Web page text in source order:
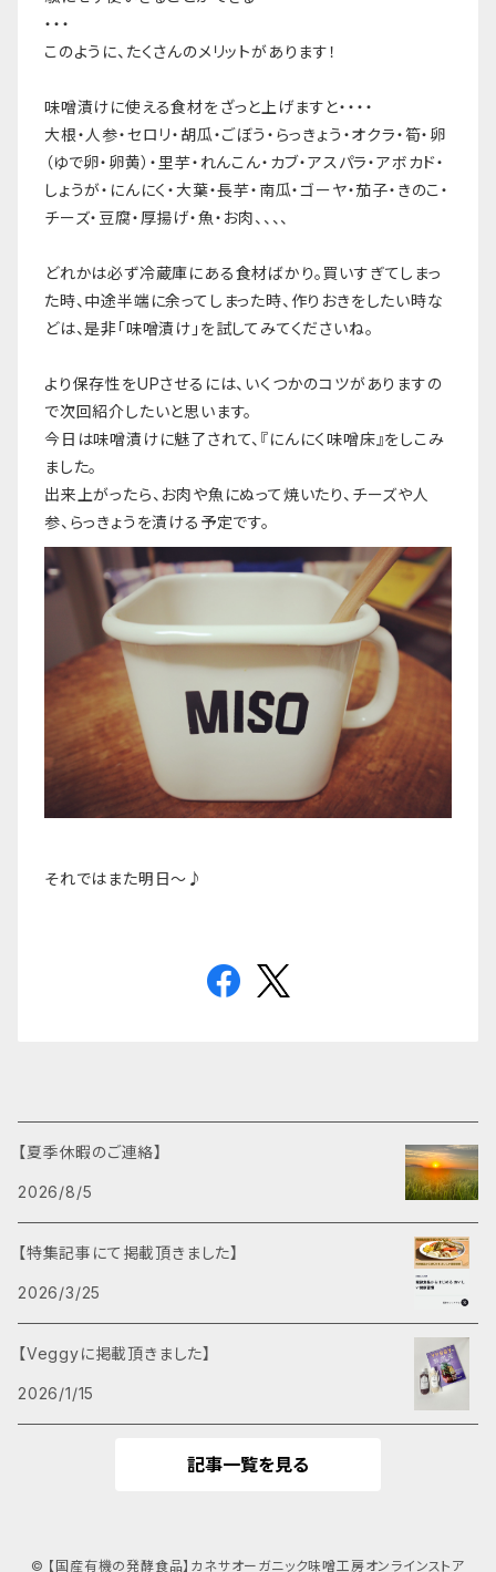
・・・
このように、たくさんのメリットがあります！
味噌漬けに使える食材をざっと上げますと・・・・
大根・人参・セロリ・胡瓜・ごぼう・らっきょう・オクラ・筍・卵
（ゆで卵・卵黄）・里芋・れんこん・カブ・アスパラ・アボカド・
しょうが・にんにく・大葉・長芋・南瓜・ゴーヤ・茄子・きのこ・
チーズ・豆腐・厚揚げ・魚・お肉、、、、
どれかは必ず冷蔵庫にある食材ばかり。買いすぎてしまっ
た時、中途半端に余ってしまった時、作りおきをしたい時な
どは、是非「味噌漬け」を試してみてくださいね。
より保存性をUPさせるには、いくつかのコツがありますの
で次回紹介したいと思います。
今日は味噌漬けに魅了されて、『にんにく味噌床』をしこみ
ました。
出来上がったら、お肉や魚にぬって焼いたり、チーズや人
参、らっきょうを漬ける予定です。
それではまた明日〜♪
【夏季休暇のご連絡】
2026/8/5
【特集記事にて掲載頂きました】
2026/3/25
【Veggyに掲載頂きました】
2026/1/15
記事一覧を見る
© 【国産有機の発酵食品】カネサオーガニック味噌工房オンラインストア